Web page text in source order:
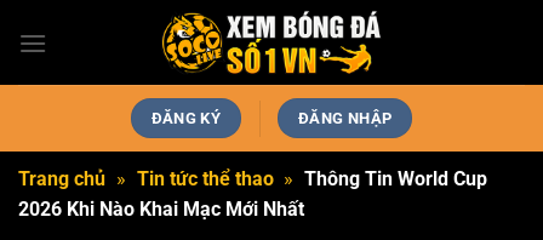
qua
ĐĂNG KÝ ĐĂNG NHẬP
Trang chủ » Tin tức thể thao » Thông Tin World Cup
2026 Khi Nào Khai Mạc Mới Nhất